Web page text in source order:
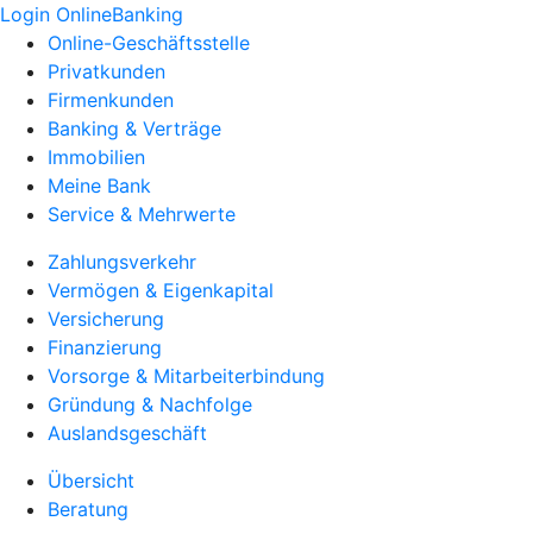
Login OnlineBanking
Online-Geschäftsstelle
Privatkunden
Firmenkunden
Banking & Verträge
Immobilien
Meine Bank
Service & Mehrwerte
Zahlungsverkehr
Vermögen & Eigenkapital
Versicherung
Finanzierung
Vorsorge & Mitarbeiterbindung
Gründung & Nachfolge
Auslandsgeschäft
Übersicht
Beratung